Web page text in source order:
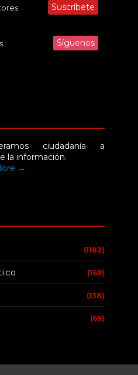
Suscríbete
Síguenos
ciudadanía a
la información.
→
(1182)
(169)
(138)
(69)